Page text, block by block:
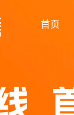
首页